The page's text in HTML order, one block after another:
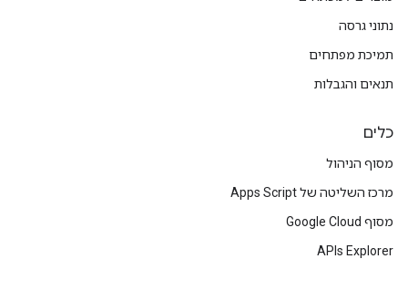
נתוני גרסה
תמיכת מפתחים
תנאים והגבלות
כלים
מסוף הניהול
מרכז השליטה של Apps Script
מסוף Google Cloud
APIs Explorer